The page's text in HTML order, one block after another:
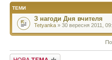
ТЕМИ
З нагоди Дня вчителя
Tetyanka » 30 вересня 2011,
Створити нову тему